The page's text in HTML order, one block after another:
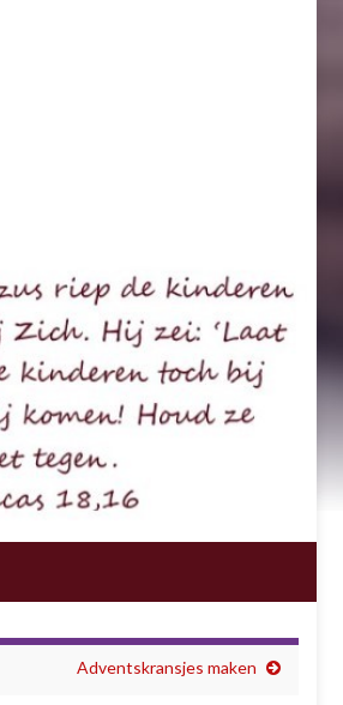
Adventskransjes maken